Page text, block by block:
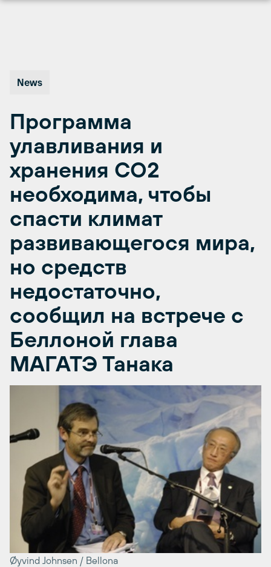
News
Программа
улавливания и
хранения СО2
необходима, чтобы
спасти климат
развивающегося мира,
но средств
недостаточно,
сообщил на встрече с
Беллоной глава
МАГАТЭ Танака
Øyvind Johnsen / Bellona